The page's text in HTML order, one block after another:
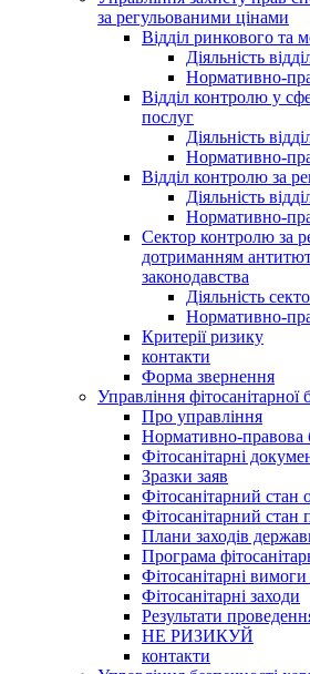
за регульованими цінами
Відділ ринкового та
Діяльність
Нормативно-
Відділ контролю у
послуг
Діяльність
Нормативно-
Відділ контролю за
Діяльність
Нормативно-
Сектор контролю за
дотриманням
законодавства
Діяльність
Нормативно-
Критерії ризику
контакти
Форма звернення
Управління фітосанітарної
Про управління
Нормативно-правова
Фітосанітарні
Зразки заяв
Фітосанітарний стан
Фітосанітарний стан
Плани заходів
Програма
Фітосанітарні вимоги
Фітосанітарні заходи
Результати
НЕ РИЗИКУЙ
контакти